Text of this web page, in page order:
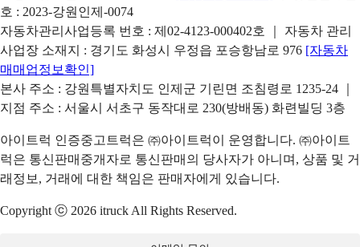
호 : 2023-강원인제-0074
자동차관리사업등록 번호 : 제02-4123-000402호 ｜ 자동차 관리
사업장 소재지 : 경기도 화성시 우정읍 포승항남로 976 [자동차
매매업정보확인]
본사 주소 : 강원특별자치도 인제군 기린면 조침령로 1235-24 ｜
지점 주소 : 서울시 서초구 동작대로 230(방배동) 화련빌딩 3층
아이트럭 인증중고트럭은 ㈜아이트럭이 운영합니다. ㈜아이트
럭은 통신판매중개자로 통신판매의 당사자가 아니며, 상품 및 거
래정보, 거래에 대한 책임은 판매자에게 있습니다.
Copyright ⓒ 2026 itruck All Rights Reserved.